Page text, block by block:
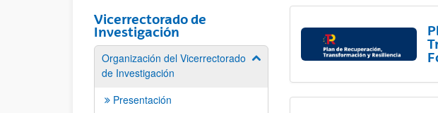
Vicerrectorado de
Investigación
Organización del Vicerrectorado
de Investigación
Mostrar/ocultar subpáginas
Presentación